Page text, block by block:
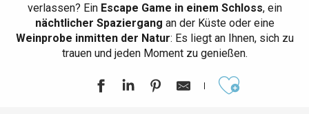
verlassen? EinEscape Game in einem Schloss, ein
nächtlicher Spaziergang an der Küste oder eine
Weinprobe inmitten der Natur: Es liegt an Ihnen, sich zu
trauen und jeden Moment zu genießen.